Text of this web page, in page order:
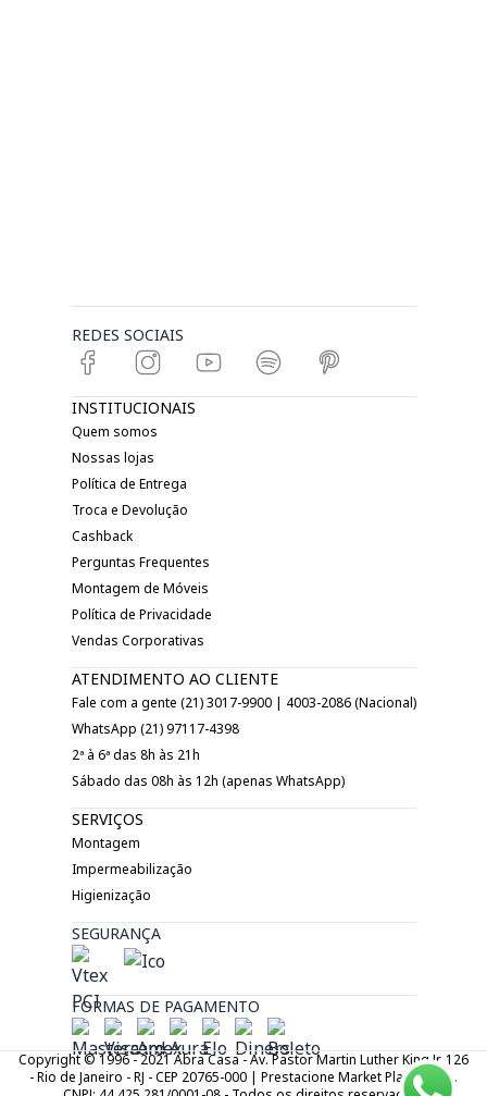
REDES SOCIAIS
INSTITUCIONAIS
Quem somos
Nossas lojas
Política de Entrega
Troca e Devolução
Cashback
Perguntas Frequentes
Montagem de Móveis
Política de Privacidade
Vendas Corporativas
ATENDIMENTO AO CLIENTE
Fale com a gente (21) 3017-9900 | 4003-2086 (Nacional)
WhatsApp (21) 97117-4398
2ª à 6ª das 8h às 21h
Sábado das 08h às 12h (apenas WhatsApp)
SERVIÇOS
Montagem
Impermeabilização
Higienização
SEGURANÇA
FORMAS DE PAGAMENTO
Copyright © 1996 - 2021 Abra Casa - Av. Pastor Martin Luther King Jr. 126
- Rio de Janeiro - RJ - CEP 20765-000 | Prestacione Market Place LTDA.